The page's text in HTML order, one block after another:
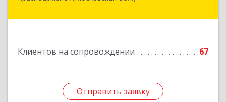
Клиентов на сопровождении 67
Отправить заявку
Отправить заявку